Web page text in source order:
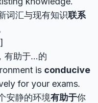
词汇与现有知识联系
有助于…的
is conducive
for your exams.
安静的环境有助于你